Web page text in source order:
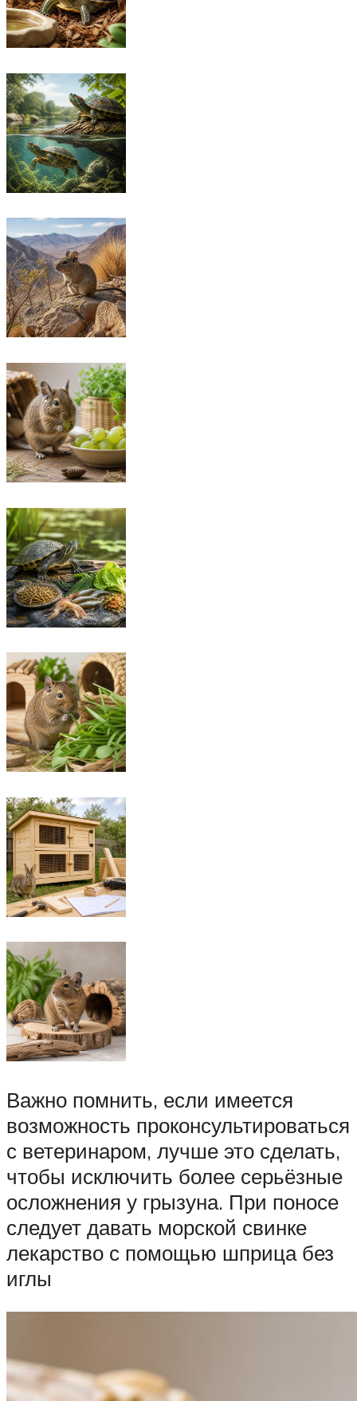
Важно помнить, если имеется
возможность проконсультироваться
с ветеринаром, лучше это сделать,
чтобы исключить более серьёзные
осложнения у грызуна. При поносе
следует давать морской свинке
лекарство с помощью шприца без
иглы